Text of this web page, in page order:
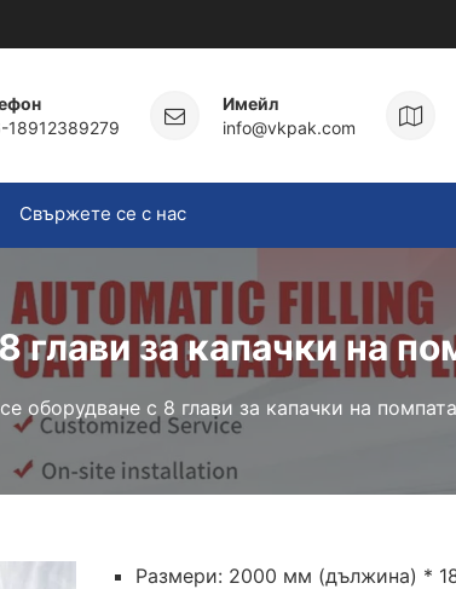
18912389279
Имейл
info@vkpak.com
Свържете се с нас
за капачки на
оборудване с 8 глави за капачки на помпата
Размери: 2000 мм (дължина) *